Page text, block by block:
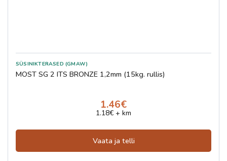
SÜSINIKTERASED (GMAW)
MOST SG 2 ITS BRONZE 1,2mm (15kg. rullis)
1.46€
1.18€ + km
Vaata ja telli